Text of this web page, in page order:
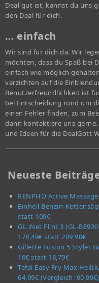
Deal gut ist, kannst du uns
den Deal für dich.
… einfach
Wir sind für dich da. Wir
möchten, dass du Spaß bei
einfach wie möglich
verzichten auf die
Benutzerfreundlichkeit ist
bei Entscheidung rund um
einen Fehler finden, zum
dann kontaktiere uns
und Ideen für die DealGott
Neueste
RENPHO Active
Einhell Benzin-
statt 109€
GL.iNet Flint 3 (GL-
178,49€ statt 209,90€
Gillette Fusion 5 Styler
16€ statt 18,79€
Tefal Easy Fry Max
64,99€ (Vergleich: 90,99€)